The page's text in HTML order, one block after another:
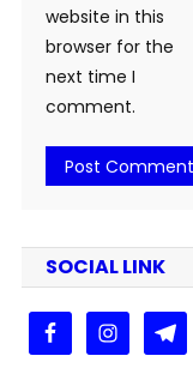
website in this
browser for the
next time I
comment.
SOCIAL LINK